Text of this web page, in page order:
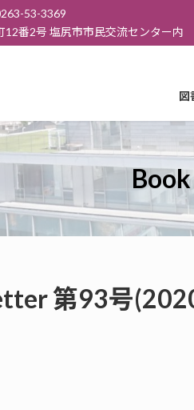
53-3369
番2号 塩尻市市民交流センター内
図
第93号